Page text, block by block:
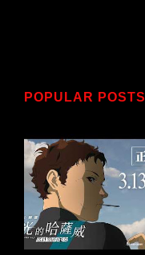
POPULAR POSTS